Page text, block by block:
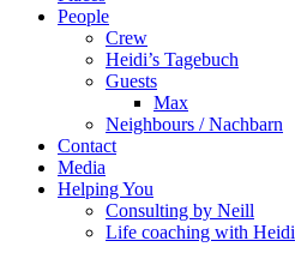
People
Crew
Heidi’s Tagebuch
Guests
Max
Neighbours / Nachbarn
Contact
Media
Helping You
Consulting by Neill
Life coaching with Heidi